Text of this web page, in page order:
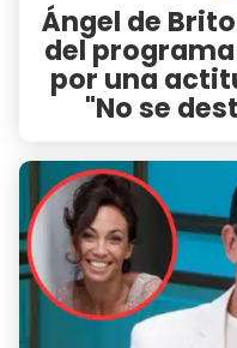
Ángel de
del
por una
"No se